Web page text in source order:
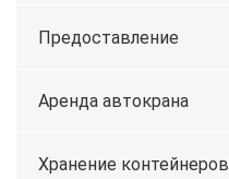
Предоставление
Аренда автокрана
Хранение контейнеров